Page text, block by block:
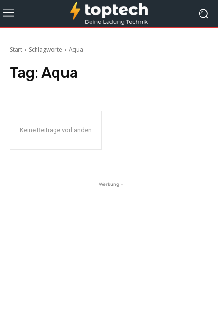
Start Schlagworte Aqua
Tag: Aqua
Keine Beiträge vorhanden
- Werbung -